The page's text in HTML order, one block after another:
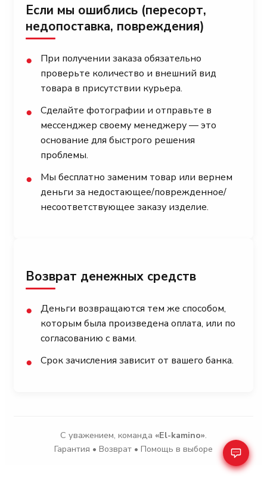
Если мы ошиблись (пересорт,
недопоставка, повреждения)
●
При получении заказа обязательно
проверьте количество и внешний вид
товара в присутствии курьера.
●
Сделайте фотографии и отправьте в
мессенджер своему менеджеру — это
основание для быстрого решения
проблемы.
●
Мы бесплатно заменим товар или вернем
деньги за недостающее/поврежденное/
несоответствующее заказу изделие.
Возврат денежных средств
●
Деньги возвращаются тем же способом,
которым была произведена оплата, или по
согласованию с вами.
● Срок зачисления зависит от вашего банка.
С уважением, команда «El-kamino».
Гарантия • Возврат • Помощь в выборе